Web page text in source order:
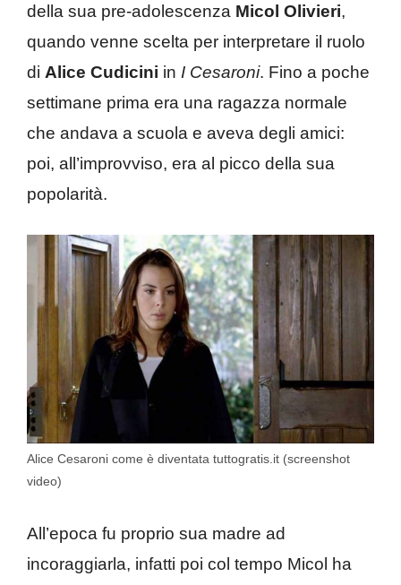
della sua pre-adolescenza Micol Olivieri,
quando venne scelta per interpretare il ruolo
di Alice Cudicini in I Cesaroni. Fino a poche
settimane prima era una ragazza normale
che andava a scuola e aveva degli amici:
poi, all’improvviso, era al picco della sua
popolarità.
Alice Cesaroni come è diventata tuttogratis.it (screenshot
video)
All’epoca fu proprio sua madre ad
incoraggiarla, infatti poi col tempo Micol ha